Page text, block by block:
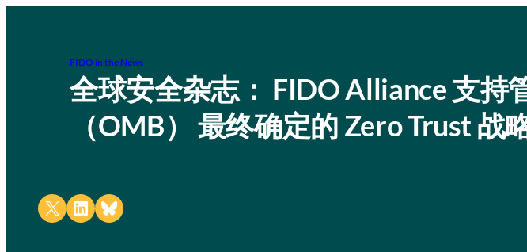
FIDO in the News
全球安全杂志： FIDO Alliance 支持
（OMB） 最终确定的 Zero Trust 战
Share on X Share on LinkedIn
Share on Bluesky